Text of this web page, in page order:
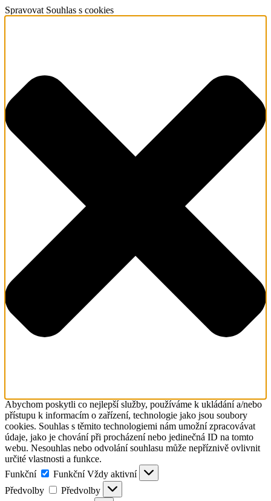
Spravovat Souhlas s cookies
Abychom poskytli co nejlepší služby, používáme k ukládání a/nebo
přístupu k informacím o zařízení, technologie jako jsou soubory
cookies. Souhlas s těmito technologiemi nám umožní zpracovávat
údaje, jako je chování při procházení nebo jedinečná ID na tomto
webu. Nesouhlas nebo odvolání souhlasu může nepříznivě ovlivnit
určité vlastnosti a funkce.
Funkční
Funkční Vždy aktivní
Předvolby
Předvolby